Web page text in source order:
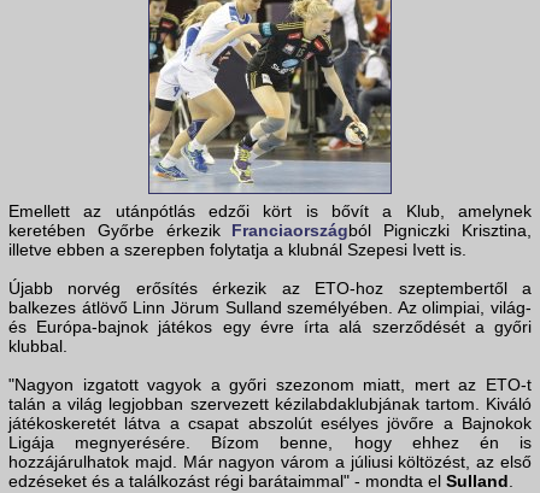
Emellett az utánpótlás edzői kört is bővít a Klub, amelynek
keretében Győrbe érkezik Franciaországból Pigniczki Krisztina,
illetve ebben a szerepben folytatja a klubnál Szepesi Ivett is.
Újabb norvég erősítés érkezik az ETO-hoz szeptembertől a
balkezes átlövő Linn Jörum Sulland személyében. Az olimpiai, világ-
és Európa-bajnok játékos egy évre írta alá szerződését a győri
klubbal.
"Nagyon izgatott vagyok a győri szezonom miatt, mert az ETO-t
talán a világ legjobban szervezett kézilabdaklubjának tartom. Kiváló
játékoskeretét látva a csapat abszolút esélyes jövőre a Bajnokok
Ligája megnyerésére. Bízom benne, hogy ehhez én is
hozzájárulhatok majd. Már nagyon várom a júliusi költözést, az első
edzéseket és a találkozást régi barátaimmal" - mondta el Sulland.